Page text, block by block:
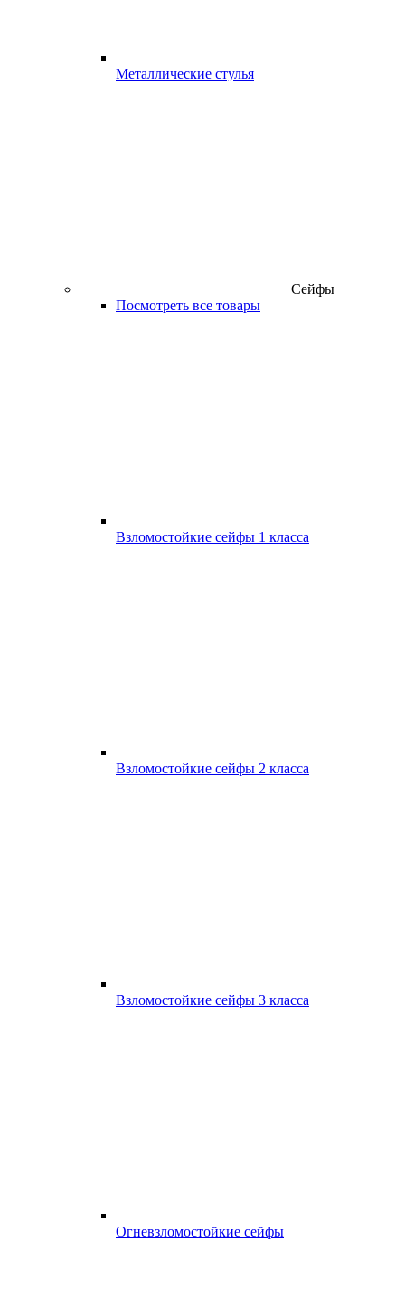
Металлические стулья
Сейфы
Посмотреть все товары
Взломостойкие сейфы 1 класса
Взломостойкие сейфы 2 класса
Взломостойкие сейфы 3 класса
Огневзломостойкие сейфы